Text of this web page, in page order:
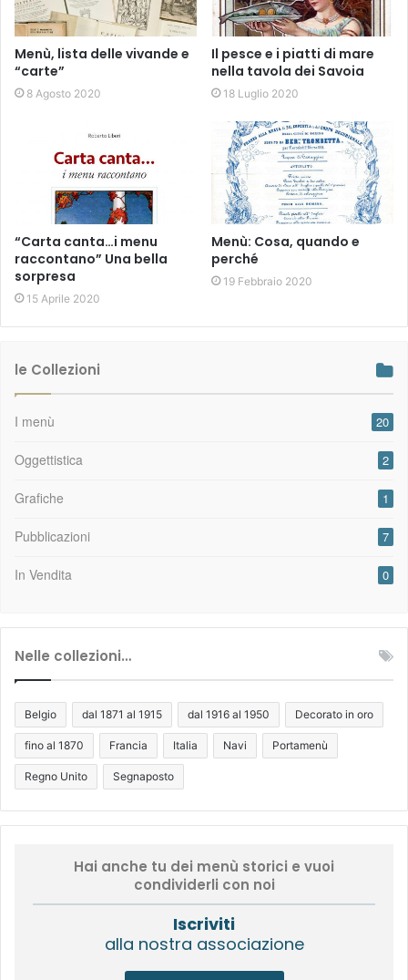
casa mia (‘abbuffarsi’ credo che etimologicamente derivi da
‘buffet’..).
La modernità ricorre alla storia. Il ricordo e lo
stravolgimento del ricordo. Ma non esageriamo anche se
Articolo di Franco Chiarini
Menù, lista delle vivande e
“carte”
8 Agosto 2020
Il pesce e i piatti di mare
nella tavola dei Savoia
18 Luglio 2020
“Carta canta…i menu
raccontano” Una bella
sorpresa
15 Aprile 2020
Menù: Cosa, quando e
perché
19 Febbraio 2020
le Collezioni
I menù 20
Oggettistica 2
Grafiche 1
Pubblicazioni 7
In Vendita 0
Nelle collezioni…
Belgio dal 1871 al 1915 dal 1916 al 1950 Decorato in oro
fino al 1870 Francia Italia Navi Portamenù
Regno Unito Segnaposto
Hai anche tu dei menù storici e vuoi
condividerli con noi
Iscriviti
alla nostra associazione